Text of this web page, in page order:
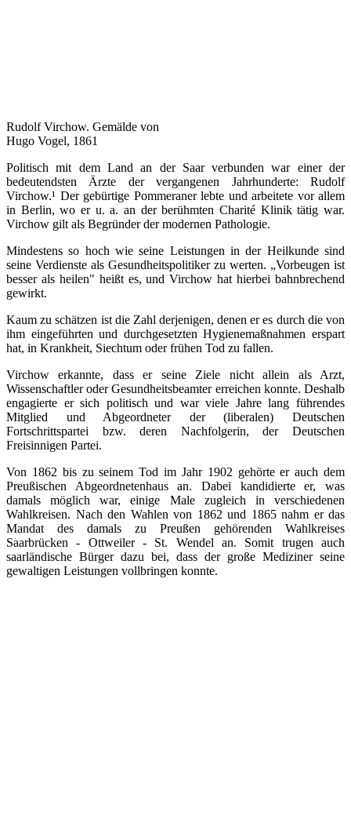
Rudolf Virchow. Gemälde von
Hugo Vogel, 1861
Politisch mit dem Land an der Saar verbunden war einer der
bedeutendsten Ärzte der vergangenen Jahrhunderte: Rudolf
Virchow.¹ Der gebürtige Pommeraner lebte und arbeitete vor allem
in Berlin, wo er u. a. an der berühmten Charité Klinik tätig war.
Virchow gilt als Begründer der modernen Pathologie.
Mindestens so hoch wie seine Leistungen in der Heilkunde sind
seine Verdienste als Gesundheitspolitiker zu werten. „Vorbeugen ist
besser als heilen" heißt es, und Virchow hat hierbei bahnbrechend
gewirkt.
Kaum zu schätzen ist die Zahl derjenigen, denen er es durch die von
ihm eingeführten und durchgesetzten Hygienemaßnahmen erspart
hat, in Krankheit, Siechtum oder frühen Tod zu fallen.
Virchow erkannte, dass er seine Ziele nicht allein als Arzt,
Wissenschaftler oder Gesundheitsbeamter erreichen konnte. Deshalb
engagierte er sich politisch und war viele Jahre lang führendes
Mitglied und Abgeordneter der (liberalen) Deutschen
Fortschrittspartei bzw. deren Nachfolgerin, der Deutschen
Freisinnigen Partei.
Von 1862 bis zu seinem Tod im Jahr 1902 gehörte er auch dem
Preußischen Abgeordnetenhaus an. Dabei kandidierte er, was
damals möglich war, einige Male zugleich in verschiedenen
Wahlkreisen. Nach den Wahlen von 1862 und 1865 nahm er das
Mandat des damals zu Preußen gehörenden Wahlkreises
Saarbrücken - Ottweiler - St. Wendel an. Somit trugen auch
saarländische Bürger dazu bei, dass der große Mediziner seine
gewaltigen Leistungen vollbringen konnte.